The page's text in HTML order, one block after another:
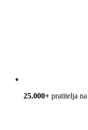
25.000+ pratitelja